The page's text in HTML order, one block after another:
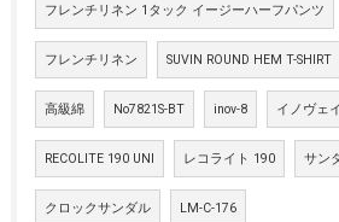
フレンチリネン 1タック イージーハーフパンツ
フレンチリネン SUVIN ROUND HEM T-SHIRT
高級綿 No7821S-BT inov-8 イノヴェ
RECOLITE 190 UNI レコライト 190 サン
クロックサンダル LM-C-176